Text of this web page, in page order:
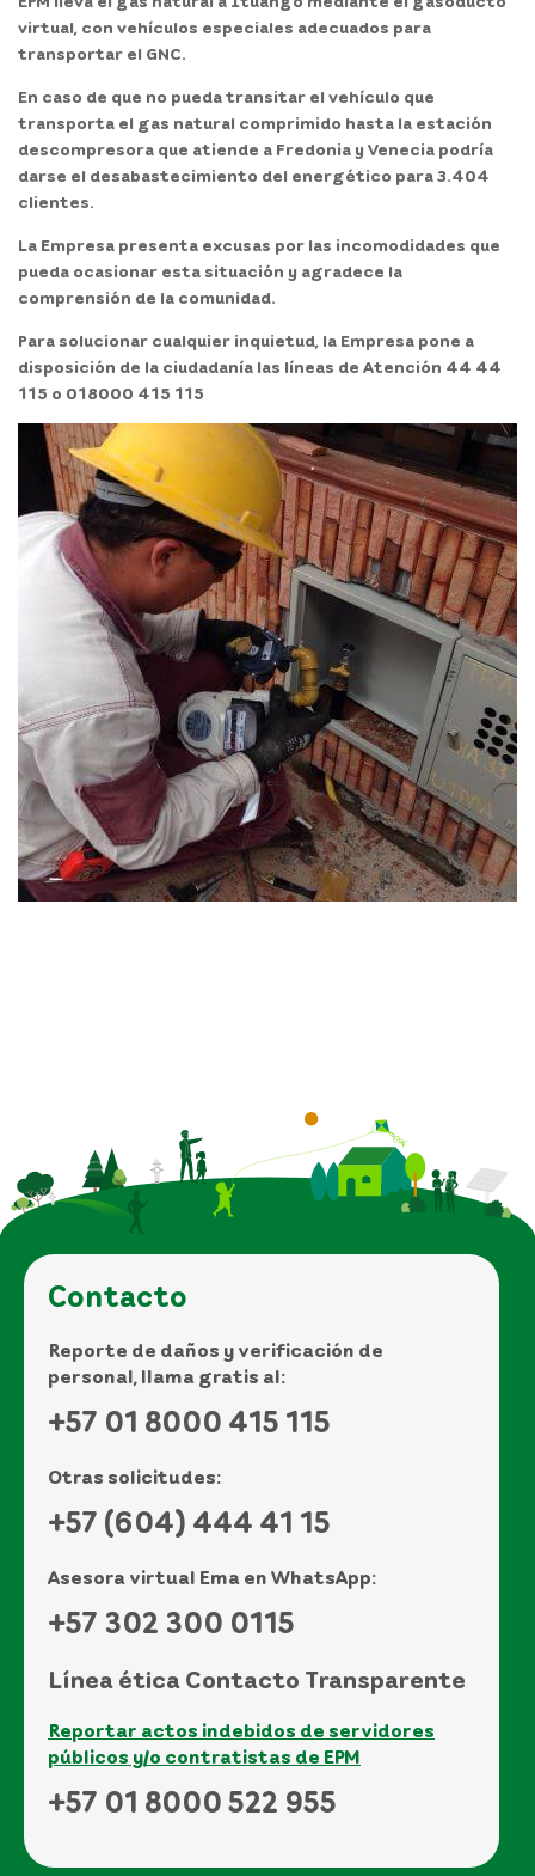
virtual, con vehículos especiales adecuados para
transportar el GNC.
En caso de que no pueda transitar el vehículo que
transporta el gas natural comprimido hasta la estación
descompresora que atiende a Fredonia y Venecia podría
darse el desabastecimiento del energético para 3.404
clientes.
La Empresa presenta excusas por las incomodidades que
pueda ocasionar esta situación y agradece la
comprensión de la comunidad.
Para solucionar cualquier inquietud, la Empresa pone a
disposición de la ciudadanía las líneas de Atención 44 44
115 o 018000 415 115
Contacto
Reporte de daños y verificación de
personal, llama gratis al:
+57 01 8000 415 115
Otras solicitudes:
+57 (604) 444 41 15
Asesora virtual Ema en WhatsApp:
+57 302 300 0115
Línea ética Contacto Transparente
Reportar actos indebidos de servidores
públicos y/o contratistas de EPM
+57 01 8000 522 955